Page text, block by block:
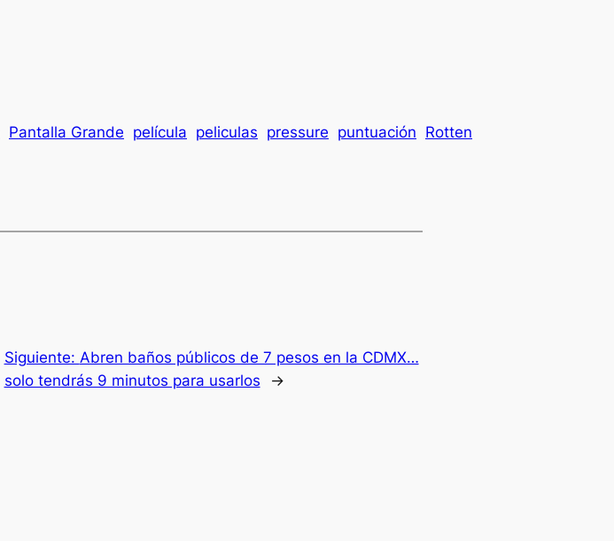
Pantalla Grande película peliculas pressure puntuación Rotten
Siguiente: Abren baños públicos de 7 pesos en la CDMX…
solo tendrás 9 minutos para usarlos
→